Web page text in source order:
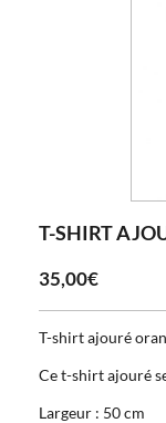
T-SHIRT
35,00€
T-shirt ajouré
Ce t-shirt ajouré
Largeur : 50 cm